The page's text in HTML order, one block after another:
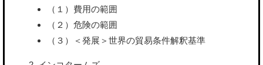
（１）費用の範囲
（２）危険の範囲
（３）＜発展＞世界の貿易条件解釈基準